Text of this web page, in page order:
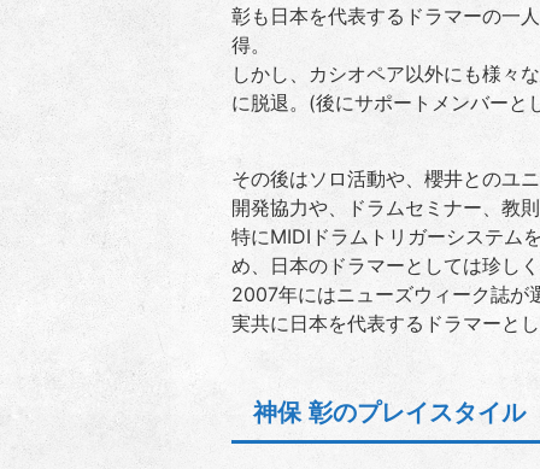
彰も日本を代表するドラマーの一
得。
しかし、カシオペア以外にも様々
に脱退。(後にサポートメンバーと
その後はソロ活動や、櫻井とのユ
開発協力や、ドラムセミナー、教
特にMIDIドラムトリガーシステム
め、日本のドラマーとしては珍し
2007年にはニューズウィーク誌が
実共に日本を代表するドラマーと
神保 彰のプレイスタイル